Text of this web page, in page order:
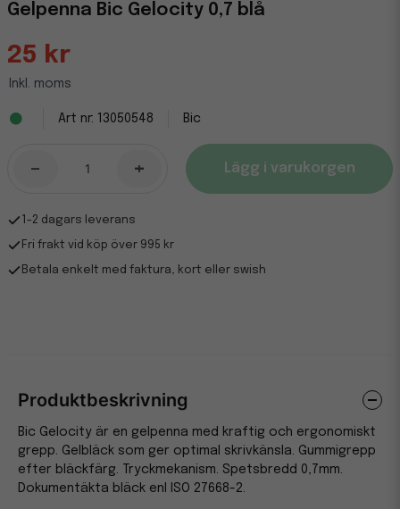
Gelpenna Bic Gelocity 0,7 blå
25 kr
Inkl. moms
13050548 Bic
- + Lägg i varukorgen
1-2 dagars leverans
Fri frakt vid köp över 995 kr
Betala enkelt med faktura, kort eller swish
Produktbeskrivning
Bic Gelocity är en gelpenna med kraftig och ergonomiskt
grepp. Gelbläck som ger optimal skrivkänsla. Gummigrepp
efter bläckfärg. Tryckmekanism. Spetsbredd 0,7mm.
Dokumentäkta bläck enl ISO 27668-2.